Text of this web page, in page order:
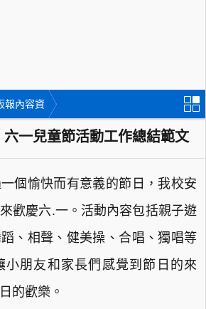
報內容資
六一兒童節活動工作總結範文
個愉快而有意義的節日，我校安
歡慶六.一。活動內容包括親子遊
、相聲、健美操、合唱、獨唱等
小朋友和家長們感覺到節日的來
的歡樂。